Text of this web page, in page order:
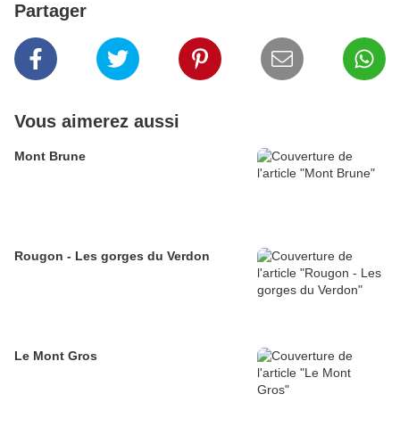
Partager
Vous aimerez aussi
Mont Brune
Rougon - Les gorges du Verdon
Le Mont Gros